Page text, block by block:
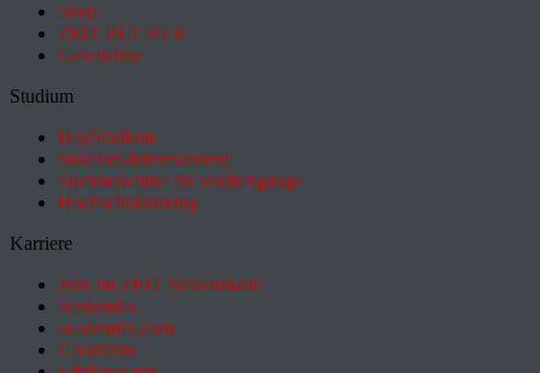
Shop
ZEIT BÜCHER
Geschenke
Studium
HeyStudium
Studium-Interessentest
Suchmaschine für Studiengänge
Hochschulranking
Karriere
Jobs im ZEIT Stellenmarkt
academics
academics.com
GoodJobs